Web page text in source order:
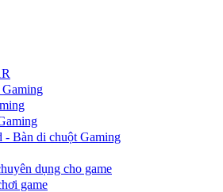
- Bàn di chuột Gaming
dụng cho game
game